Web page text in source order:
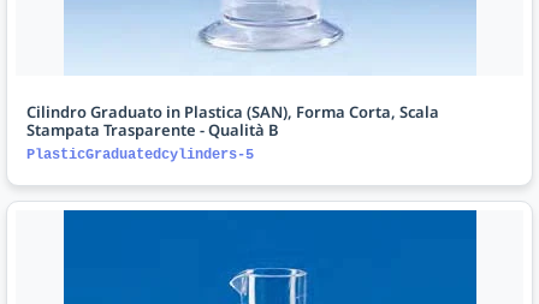
Cilindro Graduato in Plastica (SAN), Forma Corta, Scala
Stampata Trasparente - Qualità B
PlasticGraduatedcylinders-5